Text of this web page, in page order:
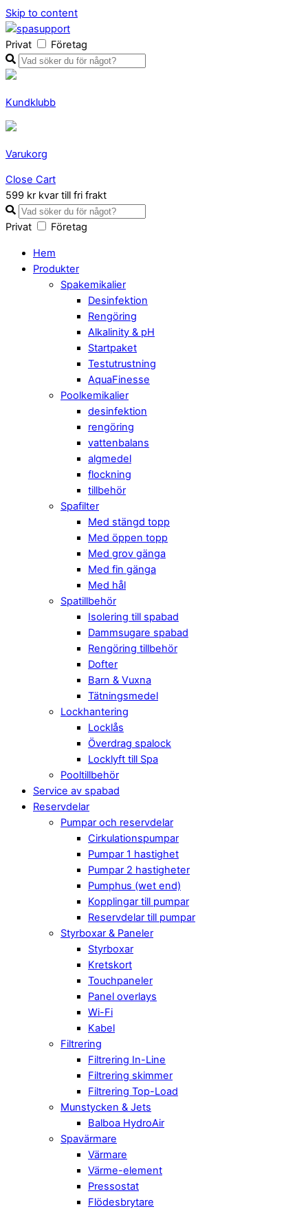
Skip to content
Privat Företag
Kundklubb
Varukorg
Close Cart
599 kr kvar till fri frakt
Privat Företag
Hem
Produkter
Spakemikalier
Desinfektion
Rengöring
Alkalinity & pH
Startpaket
Testutrustning
AquaFinesse
Poolkemikalier
desinfektion
rengöring
vattenbalans
algmedel
flockning
tillbehör
Spafilter
Med stängd topp
Med öppen topp
Med grov gänga
Med fin gänga
Med hål
Spatillbehör
Isolering till spabad
Dammsugare spabad
Rengöring tillbehör
Dofter
Barn & Vuxna
Tätningsmedel
Lockhantering
Locklås
Överdrag spalock
Locklyft till Spa
Pooltillbehör
Service av spabad
Reservdelar
Pumpar och reservdelar
Cirkulationspumpar
Pumpar 1 hastighet
Pumpar 2 hastigheter
Pumphus (wet end)
Kopplingar till pumpar
Reservdelar till pumpar
Styrboxar & Paneler
Styrboxar
Kretskort
Touchpaneler
Panel overlays
Wi-Fi
Kabel
Filtrering
Filtrering In-Line
Filtrering skimmer
Filtrering Top-Load
Munstycken & Jets
Balboa HydroAir
Spavärmare
Värmare
Värme-element
Pressostat
Flödesbrytare